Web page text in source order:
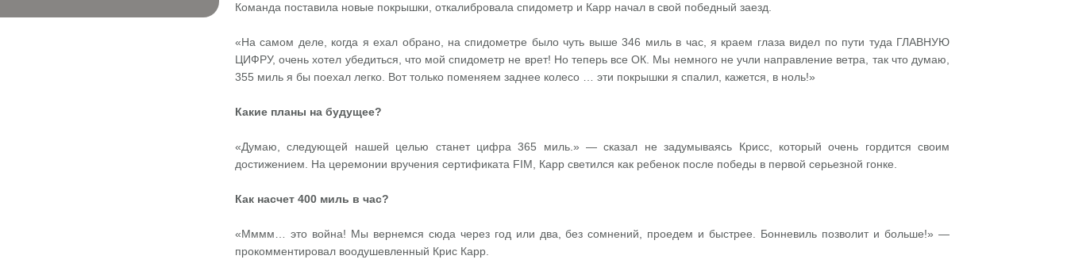
Команда поставила новые покрышки, откалибровала спидометр и Карр начал в свой победный заезд.
«На самом деле, когда я ехал обрано, на спидометре было чуть выше 346 миль в час, я краем глаза видел по пути туда ГЛАВНУЮ
ЦИФРУ, очень хотел убедиться, что мой спидометр не врет! Но теперь все ОК. Мы немного не учли направление ветра, так что думаю,
355 миль я бы поехал легко. Вот только поменяем заднее колесо … эти покрышки я спалил, кажется, в ноль!»
Какие планы на будущее?
«Думаю, следующей нашей целью станет цифра 365 миль.» — сказал не задумываясь Крисс, который очень гордится своим
достижением. На церемонии вручения сертификата FIM, Карр светился как ребенок после победы в первой серьезной гонке.
Как насчет 400 миль в час?
«Мммм… это война! Мы вернемся сюда через год или два, без сомнений, проедем и быстрее. Бонневиль позволит и больше!» —
прокомментировал воодушевленный Крис Карр.